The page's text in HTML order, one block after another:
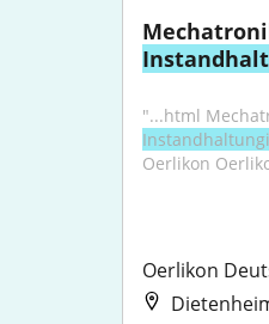
Oerlikon
Oerlikon